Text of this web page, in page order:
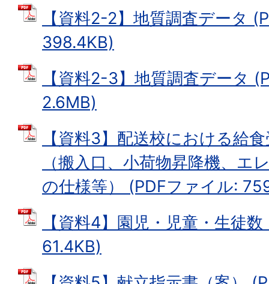
【資料2-2】地質調査データ
398.4KB)
【資料2-3】地質調査データ
2.6MB)
【資料3】配送校における給
（搬入口、小荷物昇降機、エ
の仕様等） (PDFファイル:
【資料4】園児・児童・生徒
61.4KB)